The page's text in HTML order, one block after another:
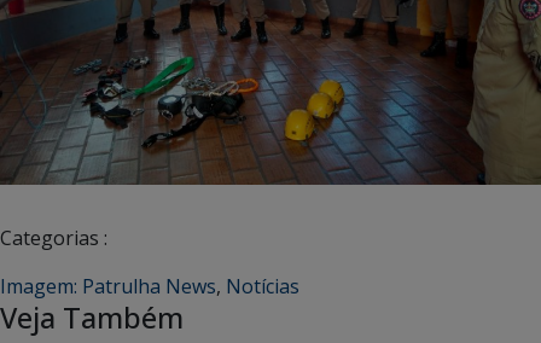
Categorias :
Imagem: Patrulha News, Notícias
Veja Também